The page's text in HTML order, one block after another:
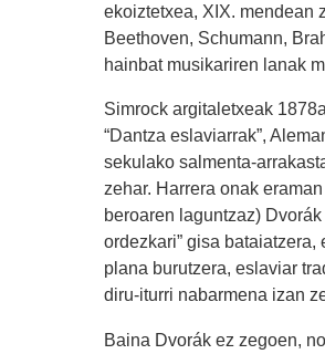
ekoiztetxea, XIX. mendean
Beethoven, Schumann,
hainbat musikariren lanak
Simrock argitaletxeak
“Dantza eslaviarrak”,
sekulako salmenta-
zehar. Harrera onak
beroaren laguntzaz)
ordezkari” gisa
plana burutzera, eslaviar
diru-iturri nabarmena izan
Baina Dvorák ez zegoen,